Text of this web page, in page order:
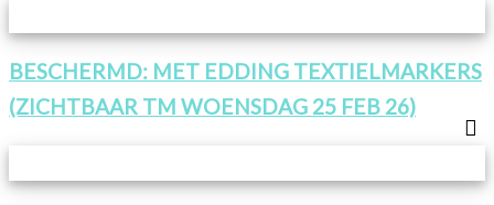
BESCHERMD: MET EDDING TEXTIELMARKERS
(ZICHTBAAR TM WOENSDAG 25 FEB 26)